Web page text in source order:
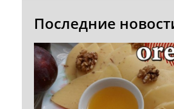
Последние